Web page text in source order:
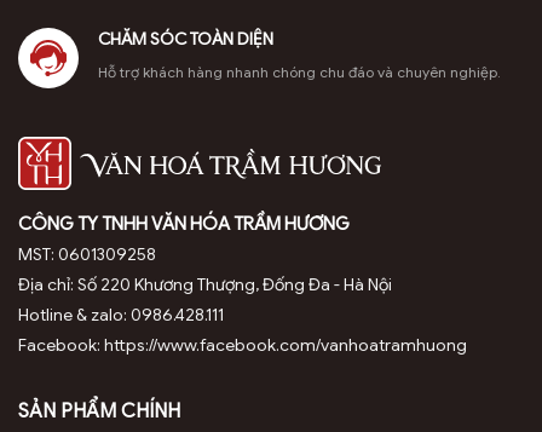
CHĂM SÓC TOÀN DIỆN
Hỗ trợ khách hàng nhanh chóng chu đáo và chuyên nghiệp.
CÔNG TY TNHH VĂN HÓA TRẦM HƯƠNG
MST: 0601309258
Địa chỉ: Số 220 Khương Thượng, Đống Đa - Hà Nội
Hotline & zalo: 0986.428.111
Facebook: https://www.facebook.com/vanhoatramhuong
SẢN PHẨM CHÍNH